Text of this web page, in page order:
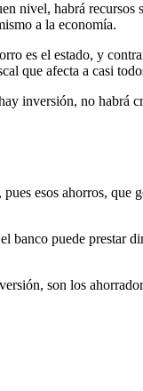
nivel, habrá
a la economía.
es el estado, y
que afecta a casi
inversión, no
esos ahorros,
puede prestar
son los